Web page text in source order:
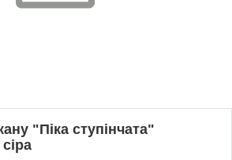
"Піка ступінчата"